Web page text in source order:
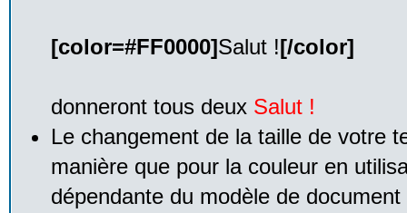
[color=#FF0000]Salut ![/color]
donneront tous deux Salut !
Le changement de la taille de votre
manière que pour la couleur en
dépendante du modèle de